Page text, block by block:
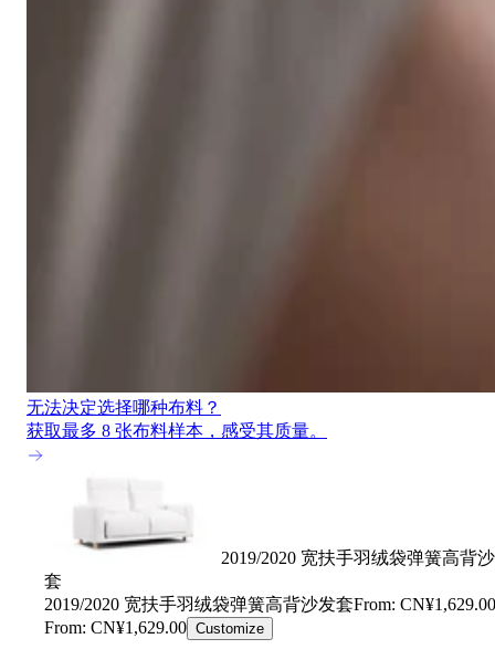
无法决定选择哪种布料？
获取最多 8 张布料样本，感受其质量。
2019/2020 宽扶手羽绒袋弹簧高背
套
2019/2020 宽扶手羽绒袋弹簧高背沙发套From: CN¥1,629.00
From: CN¥1,629.00 Customize